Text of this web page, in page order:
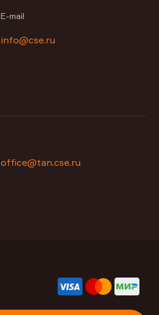
E-mail
info@cse.ru
office@tan.cse.ru